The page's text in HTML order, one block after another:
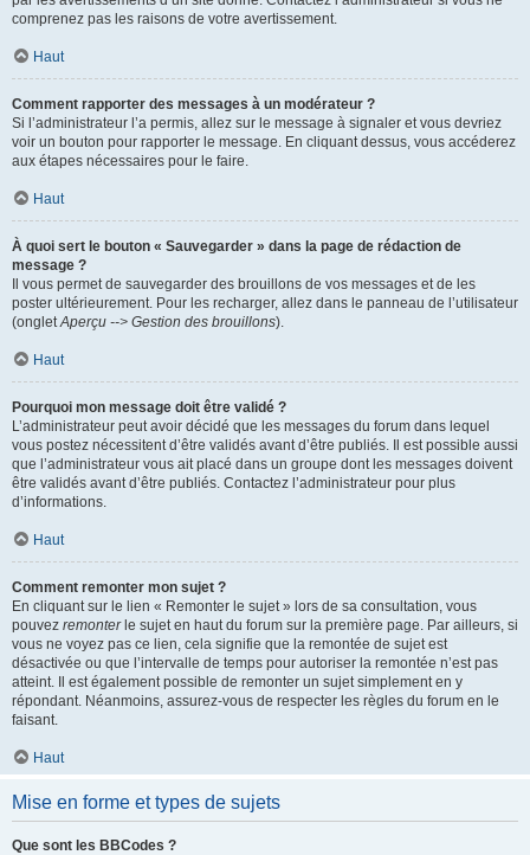
comprenez pas les raisons de votre avertissement.
Haut
Comment rapporter des messages à un modérateur ?
Si l’administrateur l’a permis, allez sur le message à signaler et vous devriez
voir un bouton pour rapporter le message. En cliquant dessus, vous accéderez
aux étapes nécessaires pour le faire.
Haut
À quoi sert le bouton « Sauvegarder » dans la page de rédaction de
message ?
Il vous permet de sauvegarder des brouillons de vos messages et de les
poster ultérieurement. Pour les recharger, allez dans le panneau de l’utilisateur
(ongletAperçu --> Gestion des brouillons).
Haut
Pourquoi mon message doit être validé ?
L’administrateur peut avoir décidé que les messages du forum dans lequel
vous postez nécessitent d’être validés avant d’être publiés. Il est possible aussi
que l’administrateur vous ait placé dans un groupe dont les messages doivent
être validés avant d’être publiés. Contactez l’administrateur pour plus
d’informations.
Haut
Comment remonter mon sujet ?
En cliquant sur le lien « Remonter le sujet » lors de sa consultation, vous
pouvez remonterle sujet en haut du forum sur la première page. Par ailleurs, si
vous ne voyez pas ce lien, cela signifie que la remontée de sujet est
désactivée ou que l’intervalle de temps pour autoriser la remontée n’est pas
atteint. Il est également possible de remonter un sujet simplement en y
répondant. Néanmoins, assurez-vous de respecter les règles du forum en le
faisant.
Haut
Mise en forme et types de sujets
Que sont les BBCodes ?